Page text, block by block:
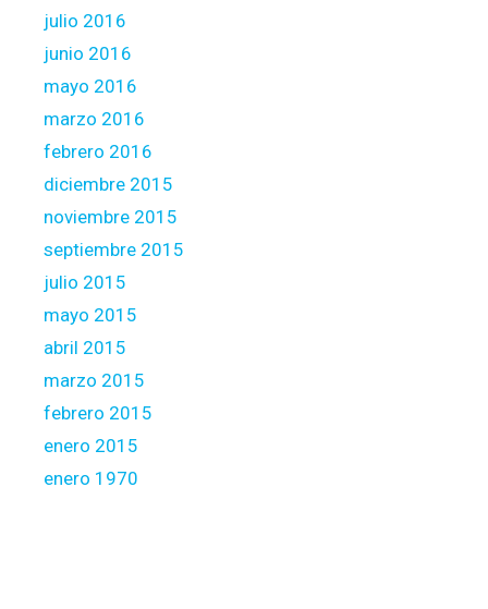
julio 2016
junio 2016
mayo 2016
marzo 2016
febrero 2016
diciembre 2015
noviembre 2015
septiembre 2015
julio 2015
mayo 2015
abril 2015
marzo 2015
febrero 2015
enero 2015
enero 1970